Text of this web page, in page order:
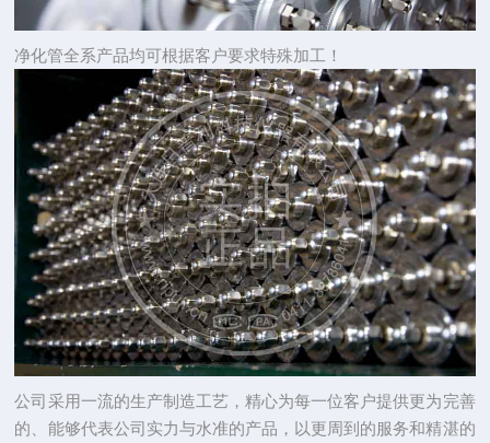
净化管全系产品均可根据客户要求特殊加工！
公司采用一流的生产制造工艺，精心为每一位客户提供更为完善
的、能够代表公司实力与水准的产品，以更周到的服务和精湛的